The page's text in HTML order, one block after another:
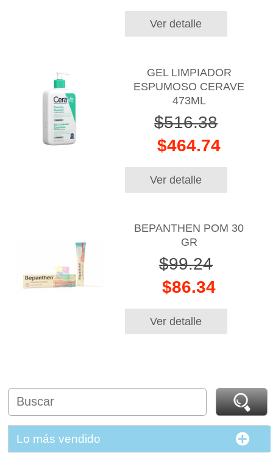
Ver detalle
GEL LIMPIADOR
ESPUMOSO CERAVE
473ML
$516.38
$464.74
Ver detalle
BEPANTHEN POM 30
GR
$99.24
$86.34
Ver detalle
Lo más vendido